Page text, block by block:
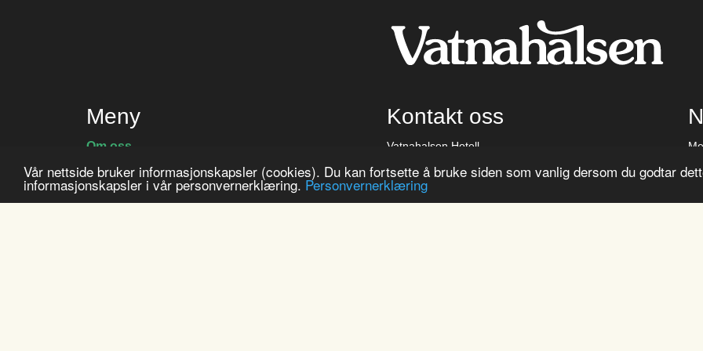
Vår nettside bruker informasjonskapsler (cookies). Du kan fortsette å bruke siden som vanlig dersom du godtar
informasjonskapsler i vår personvernerklæring. Personvernerklæring
Meny
Om oss
Aktiviteter
Bestilling
Finn oss
Kontakt oss
Vatnahalsen Hotell
5718 Myrdal
telefon: 57 63 37 22